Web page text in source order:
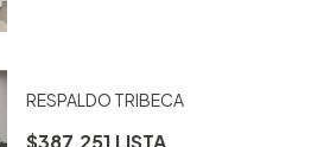
RESPALDO TRIBECA
$387.251